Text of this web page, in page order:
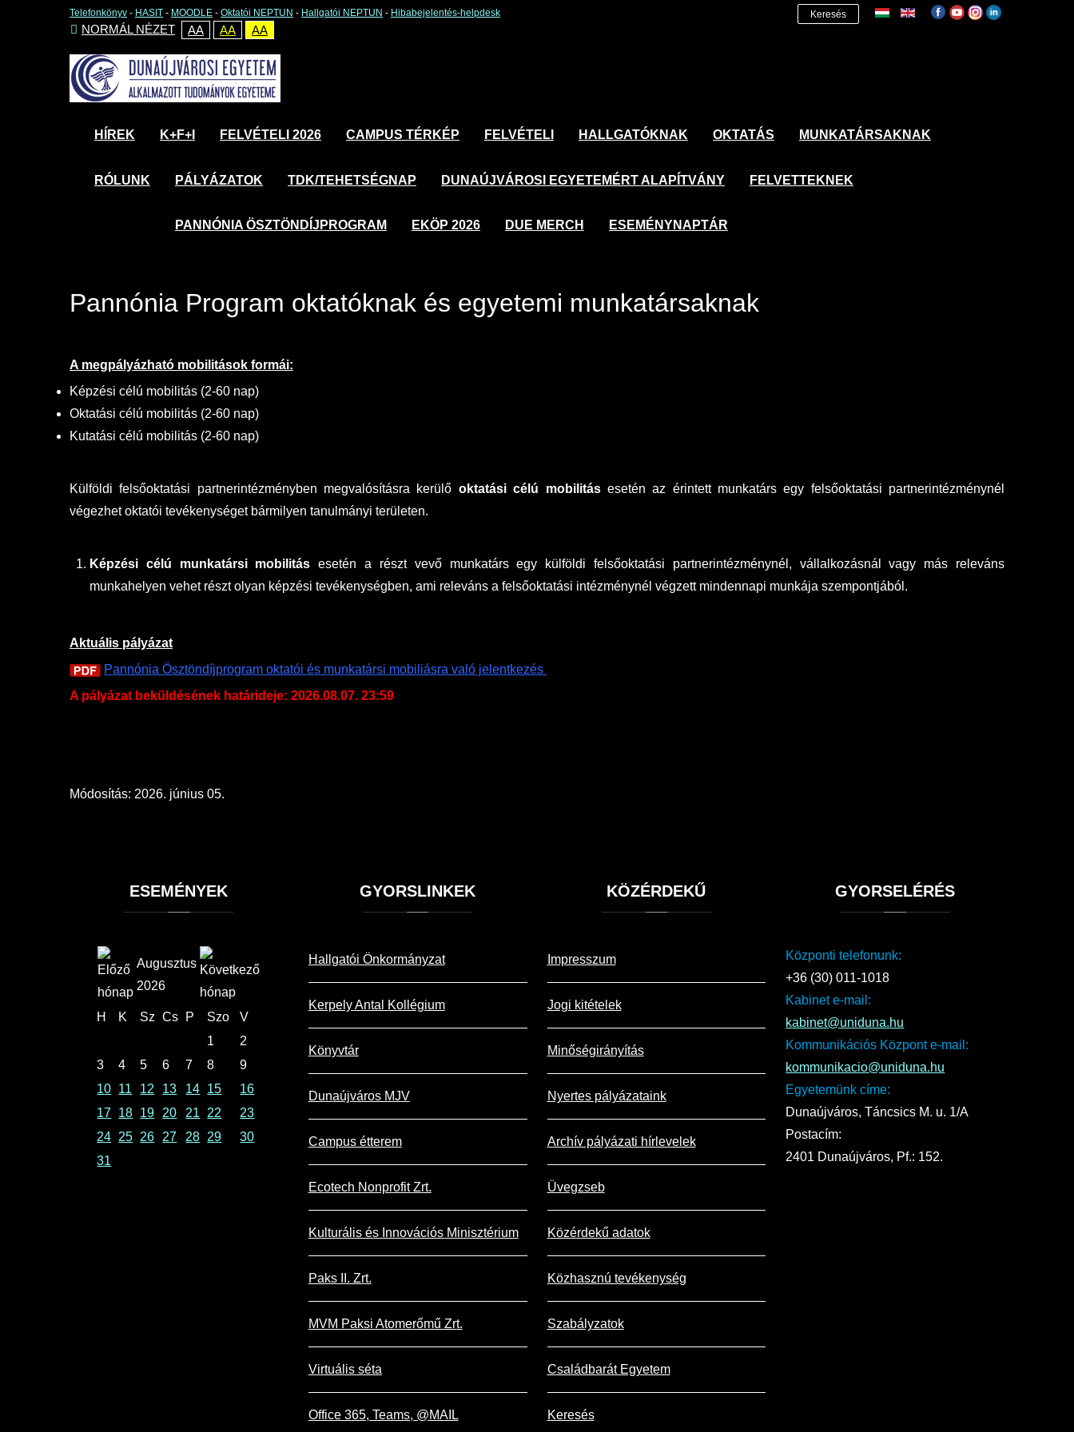
Telefonkönyv - HASIT - MOODLE - Oktatói NEPTUN - Hallgatói NEPTUN - Hibabejelentés-helpdesk
NORMÁL NÉZET AA AA AA
Keresés
HÍREK K+F+I FELVÉTELI 2026 CAMPUS TÉRKÉP FELVÉTELI HALLGATÓKNAK OKTATÁS MUNKATÁRSAKNAK
RÓLUNK PÁLYÁZATOK TDK/TEHETSÉGNAP DUNAÚJVÁROSI EGYETEMÉRT ALAPÍTVÁNY FELVETTEKNEK
PANNÓNIA ÖSZTÖNDÍJPROGRAM EKÖP 2026 DUE MERCH ESEMÉNYNAPTÁR
Pannónia Program oktatóknak és egyetemi munkatársaknak
A megpályázható mobilitások formái:
Képzési célú mobilitás (2-60 nap)
Oktatási célú mobilitás (2-60 nap)
Kutatási célú mobilitás (2-60 nap)
Külföldi felsőoktatási partnerintézményben megvalósításra kerülő oktatási célú mobilitásesetén az érintett munkatárs egy felsőoktatási partnerintézménynél
végezhet oktatói tevékenységet bármilyen tanulmányi területen.
Képzési célú munkatársi mobilitás esetén a részt vevő munkatárs egy külföldi felsőoktatási partnerintézménynél, vállalkozásnál vagy más releváns
munkahelyen vehet részt olyan képzési tevékenységben, ami releváns a felsőoktatási intézménynél végzett mindennapi munkája szempontjából.
Aktuális pályázat
Pannónia Ösztöndíjprogram oktatói és munkatársi mobiliásra való jelentkezés
A pályázat beküldésének határideje: 2026.08.07. 23:59
Módosítás: 2026. június 05.
ESEMÉNYEK
Augusztus
2026
H K Sz Cs P Szo
V
1
2
3
4 5 6 7 8
9
10 11 12 13 14 15
16
17 18 19 20 21 22
23
24 25 26 27 28 29
30
31
GYORSLINKEK
Hallgatói Önkormányzat
Kerpely Antal Kollégium
Könyvtár
Dunaújváros MJV
Campus étterem
Ecotech Nonprofit Zrt.
Kulturális és Innovációs Minisztérium
Paks II. Zrt.
MVM Paksi Atomerőmű Zrt.
Virtuális séta
Office 365, Teams, @MAIL
KÖZÉRDEKŰ
Impresszum
Jogi kitételek
Minőségirányítás
Nyertes pályázataink
Archív pályázati hírlevelek
Üvegzseb
Közérdekű adatok
Közhasznú tevékenység
Szabályzatok
Családbarát Egyetem
Keresés
GYORSELÉRÉS
Központi telefonunk:
+36 (30) 011-1018
Kabinet e-mail:
kabinet@uniduna.hu
Kommunikációs Központ e-mail:
kommunikacio@uniduna.hu
Egyetemünk címe:
Dunaújváros, Táncsics M. u. 1/A
Postacím:
2401 Dunaújváros, Pf.: 152.